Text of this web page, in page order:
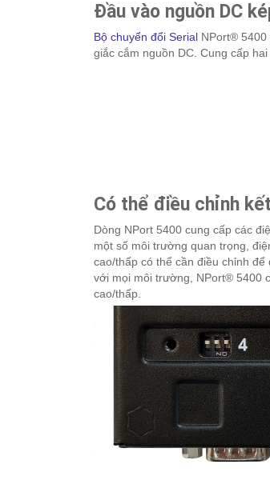
Đầu vào nguồn DC
Bộ chuyển đổi Serial NPort® 5400
giắc cắm nguồn DC. Cung cấp
Có thể điều chỉnh
Dòng NPort 5400 cung cấp các
một số môi trường quan trọng,
cao/thấp có thể cần điều chỉnh
với mọi môi trường, NPort® 5400
cao/thấp.